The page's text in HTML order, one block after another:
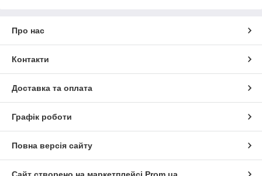
Про нас
Контакти
Доставка та оплата
Графік роботи
Повна версія сайту